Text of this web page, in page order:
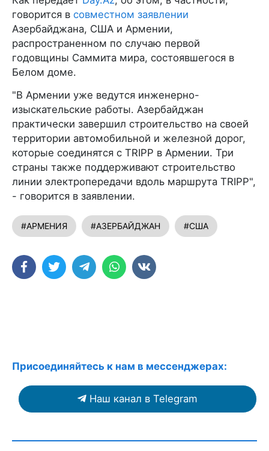
говорится в совместном заявлении
Азербайджана, США и Армении,
распространенном по случаю первой
годовщины Саммита мира, состоявшегося в
Белом доме.
"В Армении уже ведутся инженерно-
изыскательские работы. Азербайджан
практически завершил строительство на своей
территории автомобильной и железной дорог,
которые соединятся с TRIPP в Армении. Три
страны также поддерживают строительство
линии электропередачи вдоль маршрута TRIPP",
- говорится в заявлении.
#АРМЕНИЯ #АЗЕРБАЙДЖАН #США
Присоединяйтесь к нам в мессенджерах:
Наш канал в Telegram